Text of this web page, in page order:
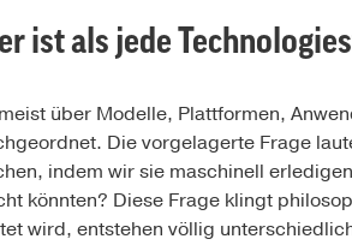
ist als jede
über Modelle, Plattformen,
Die vorgelagerte Frage
indem wir sie maschinell
könnten? Diese Frage klingt
wird, entstehen völlig